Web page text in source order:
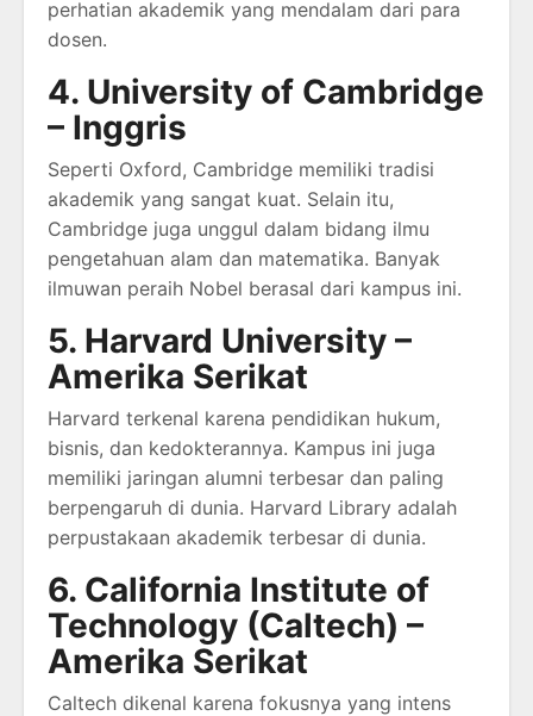
perhatian akademik yang mendalam dari para
dosen.
4. University of Cambridge
– Inggris
Seperti Oxford, Cambridge memiliki tradisi
akademik yang sangat kuat. Selain itu,
Cambridge juga unggul dalam bidang ilmu
pengetahuan alam dan matematika. Banyak
ilmuwan peraih Nobel berasal dari kampus ini.
5. Harvard University –
Amerika Serikat
Harvard terkenal karena pendidikan hukum,
bisnis, dan kedokterannya. Kampus ini juga
memiliki jaringan alumni terbesar dan paling
berpengaruh di dunia. Harvard Library adalah
perpustakaan akademik terbesar di dunia.
6. California Institute of
Technology (Caltech) –
Amerika Serikat
Caltech dikenal karena fokusnya yang intens